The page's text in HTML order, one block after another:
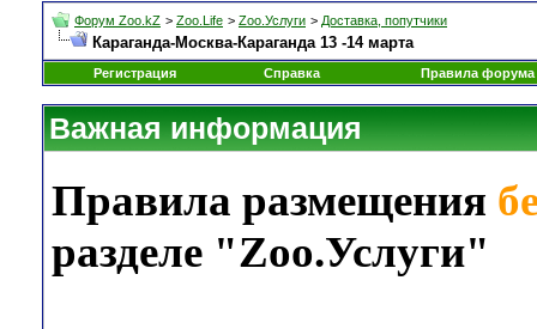
Форум Zoo.kZ > Zoo.Life > Zoo.Услуги > Доставка, попутчики
Караганда-Москва-Караганда 13 -14 марта
Регистрация Справка Правила форума
Важная информация
Правила размещения
разделе "Zoo.Услуги"